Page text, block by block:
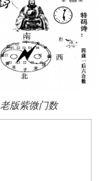
老版紫微门数